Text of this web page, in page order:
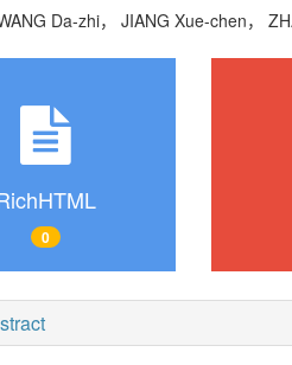
Da-zhi， JIANG Xue-chen，
0